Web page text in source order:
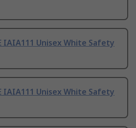
IAIA111 Unisex White Safety
IAIA111 Unisex White Safety